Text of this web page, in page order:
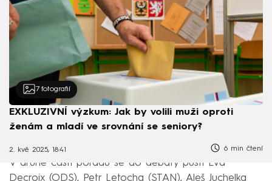
7 fotografií
EXKLUZIVNÍ výzkum: Jak by volili muži oproti
ženám a mladí ve srovnání se seniory?
2. kvě 2025, 18:41 6 min čtení
V druhé části pořadu se do debaty pustí Eva
Decroix (ODS), Petr Letocha (STAN), Aleš Juchelka